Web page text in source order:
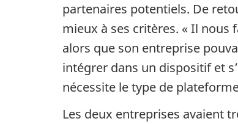
partenaires potentiels. De
mieux à ses critères. « Il nous
alors que son entreprise
intégrer dans un dispositif et
nécessite le type de
Les deux entreprises avaient